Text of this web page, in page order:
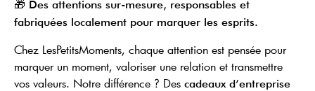
🎁 Des attentions sur-mesure, responsables et
fabriquées localement pour marquer les esprits.
Chez LesPetitsMoments, chaque attention est pensée pour
marquer un moment, valoriser une relation et transmettre
vos valeurs. Notre différence ? Des cadeaux d’entreprise